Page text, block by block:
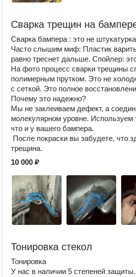
Сварка трещин на
Сварка бампера : это не
Часто слышим миф: Пластик
равно треснет дальше. Спойлер:
На фото процесс сварки трещины
полимерным прутком. Это не
с сеткой. Это полное
Почему это надежно?
Мы не заклеиваем дефект, а
молекулярном уровне. Используем
что и у вашего бампера.
После покраски вы забудете, что
трещина.
10 000 ₽
Тонировка стекол
Тонировка
У нас в наличии 5 степеней